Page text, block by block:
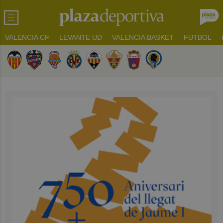
VALENCIA CF LEVANTE UD VALENCIA BASKET FUTBOL